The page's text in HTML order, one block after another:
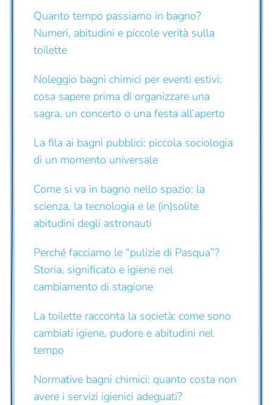
Quanto tempo passiamo in bagno?
Numeri, abitudini e piccole verità sulla
toilette
Noleggio bagni chimici per eventi estivi:
cosa sapere prima di organizzare una
sagra, un concerto o una festa all’aperto
La fila ai bagni pubblici: piccola sociologia
di un momento universale
Come si va in bagno nello spazio: la
scienza, la tecnologia e le (in)solite
abitudini degli astronauti
Perché facciamo le “pulizie di Pasqua”?
Storia, significato e igiene nel
cambiamento di stagione
La toilette racconta la società: come sono
cambiati igiene, pudore e abitudini nel
tempo
Normative bagni chimici: quanto costa non
avere i servizi igienici adeguati?